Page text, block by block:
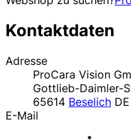
Kontaktdaten
Adresse
ProCara Vision
Gottlieb-Daimler-
65614 Beselich DE
E-Mail